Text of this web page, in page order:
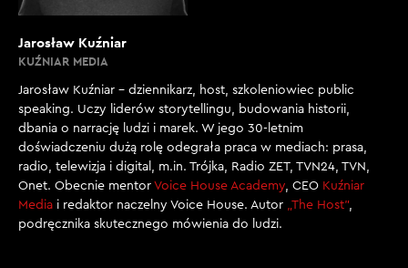
Jarosław Kuźniar
KUŹNIAR MEDIA
Jarosław Kuźniar – dziennikarz, host, szkoleniowiec public
speaking. Uczy liderów storytellingu, budowania historii,
dbania o narrację ludzi i marek. W jego 30-letnim
doświadczeniu dużą rolę odegrała praca w mediach: prasa,
radio, telewizja i digital, m.in. Trójka, Radio ZET, TVN24, TVN,
Onet. Obecnie mentor Voice House Academy , CEO Kuźniar
Media i redaktor naczelny Voice House. Autor „The Host”,
podręcznika skutecznego mówienia do ludzi.